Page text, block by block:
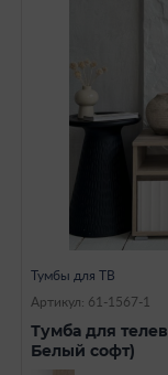
Тумбы для ТВ
Артикул: 61-1567-1
Тумба для
Белый софт)